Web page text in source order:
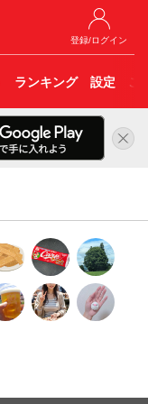
登録/ログイン
ランキング 設定 こ